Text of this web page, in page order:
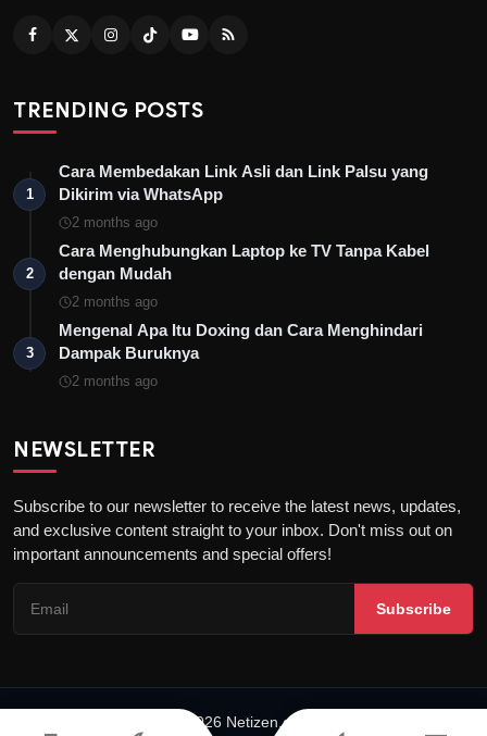
TRENDING POSTS
1
Cara Membedakan Link Asli dan Link Palsu yang
Dikirim via WhatsApp
2 months ago
2
Cara Menghubungkan Laptop ke TV Tanpa Kabel
dengan Mudah
2 months ago
3
Mengenal Apa Itu Doxing dan Cara Menghindari
Dampak Buruknya
2 months ago
NEWSLETTER
Subscribe to our newsletter to receive the latest news, updates,
and exclusive content straight to your inbox. Don't miss out on
important announcements and special offers!
Subscribe
© 2026 Netizen.or.id